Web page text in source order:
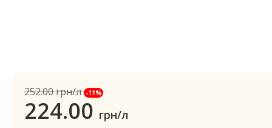
252.00грн/л -11%
224.00 грн/л